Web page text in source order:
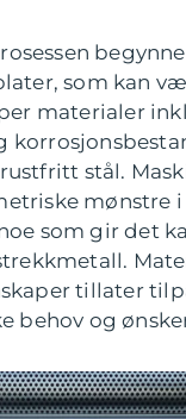
som kan
materialer
stål.
mønstre
som gir det
tillater
behov og